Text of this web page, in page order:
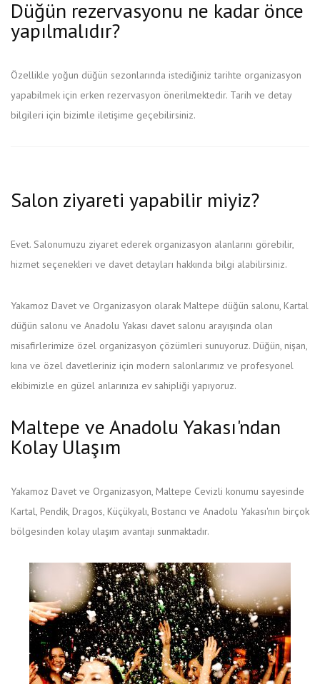
Düğün rezervasyonu ne kadar önce
yapılmalıdır?
Özellikle yoğun düğün sezonlarında istediğiniz tarihte organizasyon
yapabilmek için erken rezervasyon önerilmektedir. Tarih ve detay
bilgileri için bizimle iletişime geçebilirsiniz.
Salon ziyareti yapabilir miyiz?
Evet. Salonumuzu ziyaret ederek organizasyon alanlarını görebilir,
hizmet seçenekleri ve davet detayları hakkında bilgi alabilirsiniz.
Yakamoz Davet ve Organizasyon olarak Maltepe düğün salonu, Kartal
düğün salonu ve Anadolu Yakası davet salonu arayışında olan
misafirlerimize özel organizasyon çözümleri sunuyoruz. Düğün, nişan,
kına ve özel davetleriniz için modern salonlarımız ve profesyonel
ekibimizle en güzel anlarınıza ev sahipliği yapıyoruz.
Maltepe ve Anadolu Yakası'ndan
Kolay Ulaşım
Yakamoz Davet ve Organizasyon, Maltepe Cevizli konumu sayesinde
Kartal, Pendik, Dragos, Küçükyalı, Bostancı ve Anadolu Yakası'nın birçok
bölgesinden kolay ulaşım avantajı sunmaktadır.